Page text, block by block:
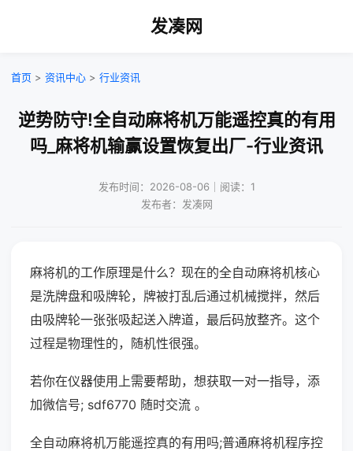
发凑网
首页 > 资讯中心 > 行业资讯
逆势防守!全自动麻将机万能遥控真的有用
吗_麻将机输赢设置恢复出厂-行业资讯
发布时间：2026-08-06｜阅读：1
发布者：发凑网
麻将机的工作原理是什么？现在的全自动麻将机核心
是洗牌盘和吸牌轮，牌被打乱后通过机械搅拌，然后
由吸牌轮一张张吸起送入牌道，最后码放整齐。这个
过程是物理性的，随机性很强。
若你在仪器使用上需要帮助，想获取一对一指导，添
加微信号; sdf6770 随时交流 。
全自动麻将机万能遥控真的有用吗;普通麻将机程序控